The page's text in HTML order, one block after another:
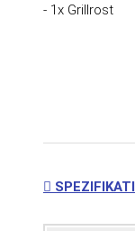
- 1x Grillrost